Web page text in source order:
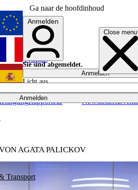
Ga naar de hoofdinhoud
Close menu
Anmelden
Transport
Rapporteur NewslettersEvents
English
Français
Anmelden
Sie sind abgemeldet.
Anmelden
Licht aus
AGATA PALICKOV